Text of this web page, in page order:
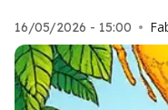
16/05/2026 - 15:00 •